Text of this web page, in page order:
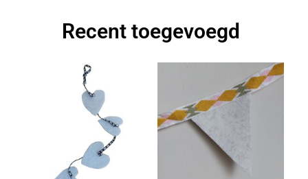
Recent toegevoegd